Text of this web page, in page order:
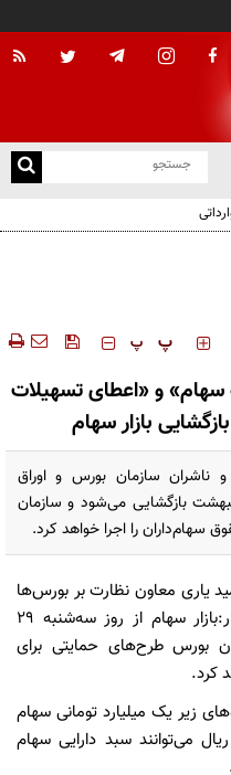
‍‍‍ پ پ
و «اعطای تسهیلات
بازار سهام
ناشران سازمان بورس و اوراق
سهام از روز سه‌شنبه ۲۹ اردیبهشت بازگشایی می‌شود و سازمان
سهام‌داران را اجرا خواهد کرد.
یاری معاون نظارت بر بورس‌ها
و ناشران سازمان بورس و اوراق بهادار:بازار سهام از روز سه‌شنبه ۲۹
بورس طرح‌های حمایتی برای
کرد.
زیر یک میلیارد تومانی سهام
می‌توانند سبد دارایی سهام